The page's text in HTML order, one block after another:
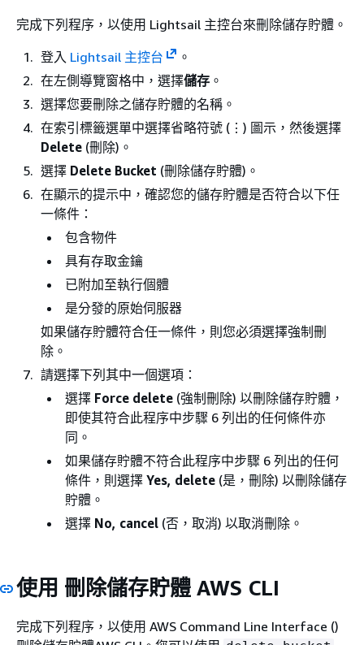
完成下列程序，以使用 Lightsail 主控台來刪除儲存貯體。
登入 Lightsail 主控台
。
在左側導覽窗格中，選擇儲存 。
選擇您要刪除之儲存貯體的名稱。
在索引標籤選單中選擇省略符號 (⋮) 圖示，然後選擇
Delete (刪除)。
選擇 Delete Bucket (刪除儲存貯體)。
在顯示的提示中，確認您的儲存貯體是否符合以下任
一條件：
包含物件
具有存取金鑰
已附加至執行個體
是分發的原始伺服器
如果儲存貯體符合任一條件，則您必須選擇強制刪
除。
請選擇下列其中一個選項：
選擇 Force delete (強制刪除) 以刪除儲存貯體，
即使其符合此程序中步驟 6 列出的任何條件亦
同。
如果儲存貯體不符合此程序中步驟 6 列出的任何
條件，則選擇 Yes, delete (是，刪除) 以刪除儲存
貯體。
選擇 No, cancel (否，取消) 以取消刪除。
使用 刪除儲存貯體 AWS CLI
完成下列程序，以使用 AWS Command Line Interface ()